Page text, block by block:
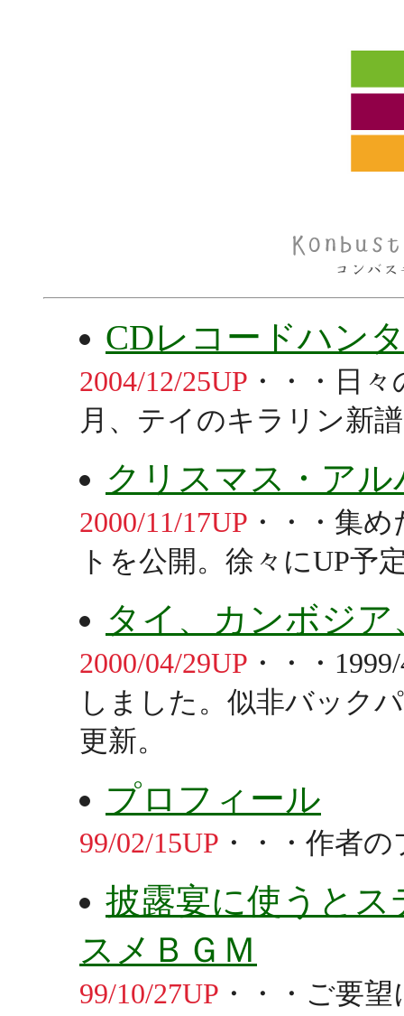
CDレコードハン
2004/12/25UP ・・・日
月、テイのキラリン新
クリスマス・ア
2000/11/17UP ・・・集
トを公開。徐々にUP予
タイ、カンボジ
2000/04/29UP ・・・
しました。似非バック
更新。
プロフィール
99/02/15UP ・・・作者
披露宴に使うと
スメＢＧＭ
99/10/27UP ・・・ご要